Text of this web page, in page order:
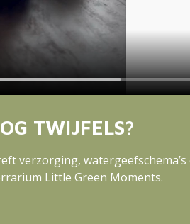
TWIJFELS?
verzorging, watergeefschema’s
Little Green Moments.